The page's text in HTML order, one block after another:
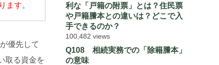
ます。
優先して
取る資金を
利な「戸籍の附票」とは？住民票
や戸籍謄本との違いは？どこで入
手できるのか？
100,482 views
Q108 相続実務での「除籍謄本」
の意味